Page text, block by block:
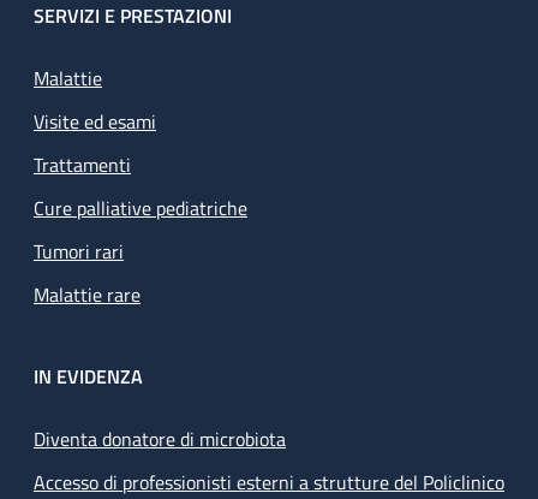
SERVIZI E PRESTAZIONI
Malattie
Visite ed esami
Trattamenti
Cure palliative pediatriche
Tumori rari
Malattie rare
IN EVIDENZA
Diventa donatore di microbiota
Accesso di professionisti esterni a strutture del Policlinico